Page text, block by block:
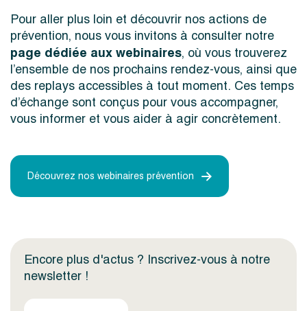
Pour aller plus loin et découvrir nos actions de
prévention, nous vous invitons à consulter notre
page dédiée aux webinaires, où vous trouverez
l’ensemble de nos prochains rendez-vous, ainsi que
des replays accessibles à tout moment. Ces temps
d’échange sont conçus pour vous accompagner,
vous informer et vous aider à agir concrètement.
Découvrez nos webinaires prévention
Encore plus d'actus ? Inscrivez-vous à notre
newsletter !